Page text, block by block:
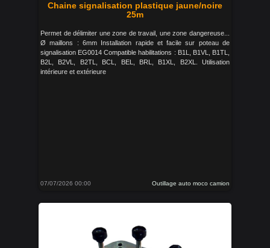
Chaine signalisation plastique jaune/noire
25m
Permet de délimiter une zone de travail, une zone dangereuse...
Ø maillons : 6mm Installation rapide et facile sur poteau de
signalisation EG0014 Compatible habilitations : B1L, B1VL, B1TL,
B2L, B2VL, B2TL, BCL, BEL, BRL, B1XL, B2XL. Utilisation
intérieure et extérieure
07/07/2026 00:00 Outillage auto moco camion